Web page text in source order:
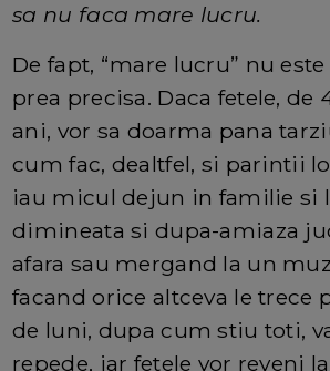
sa nu faca mare lucru.
De fapt, “mare lucru” nu
prea precisa. Daca fetele, de
ani, vor sa doarma pana
cum fac, dealtfel, si parintii
iau micul dejun in familie si
dimineata si dupa-amiaza
afara sau mergand la un
facand orice altceva le trece
de luni, dupa cum stiu toti,
repede, iar fetele vor reveni